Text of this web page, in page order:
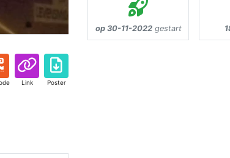
Link Poster
op 30-11-2022gestart